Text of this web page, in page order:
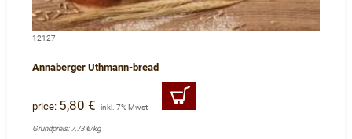
12127
Annaberger Uthmann-bread
price: 5,80 € inkl. 7% Mwst
Grundpreis: 7,73 €/kg